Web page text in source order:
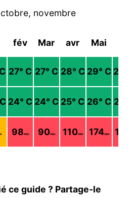
novembre
fév Mar avr Mai
27° C 27° C 28° C 29° C 29
24° C 24° C 25° C 26° C 27
98mm 90mm 110mm 174mm 124
ce guide ? Partage-le